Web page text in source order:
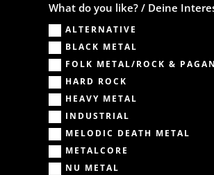
What do you like? / Deine
ALTERNATIVE
BLACK METAL
FOLK METAL/ROCK & PAGAN
HARD ROCK
HEAVY METAL
INDUSTRIAL
MELODIC DEATH METAL
METALCORE
NU METAL